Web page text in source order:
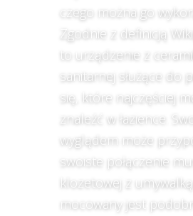
czego można go
Zgodnie z definicją
to urządzenie z
sanitarnej służące do
się, które najczęściej
znaleźć w łazience.
wyglądem może
swoiste połączenie
klozetowej z
mocowany jest